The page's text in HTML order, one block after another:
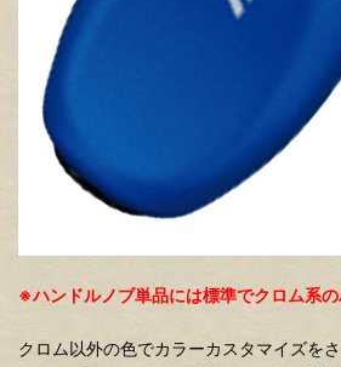
※ハンドルノブ単品には標準でクロム系
クロム以外の色でカラーカスタマイズを